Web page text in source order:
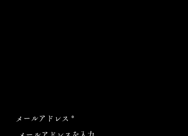
メールアドレス